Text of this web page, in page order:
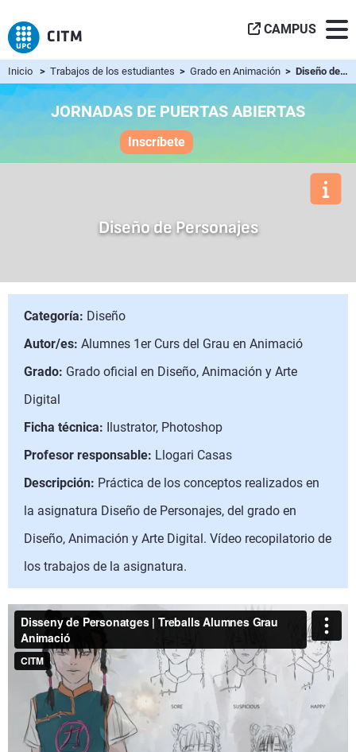
CAMPUS
Inicio > Trabajos de los estudiantes > Grado en Animación > Diseño de Personajes
JORNADAS DE PUERTAS ABIERTAS
Inscríbete
Diseño de Personajes
Categoría: Diseño
Autor/es: Alumnes 1er Curs del Grau en Animació
Grado: Grado oficial en Diseño, Animación y Arte
Digital
Ficha técnica: Ilustrator, Photoshop
Profesor responsable: Llogari Casas
Descripción: Práctica de los conceptos realizados en
la asignatura Diseño de Personajes, del grado en
Diseño, Animación y Arte Digital. Vídeo recopilatorio de
los trabajos de la asignatura.